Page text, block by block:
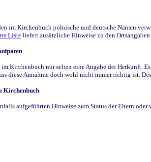
im Kirchenbuch polnische und deutsche Namen
Liste liefert zusätzliche Hinweise zu den
Kirchenbuch nur selten eine Angabe der Herkunft.
diese Annahme doch wohl nicht immer richtig ist.
Kirchenbuch
aufgeführten Hinweise zum Status der Eltern